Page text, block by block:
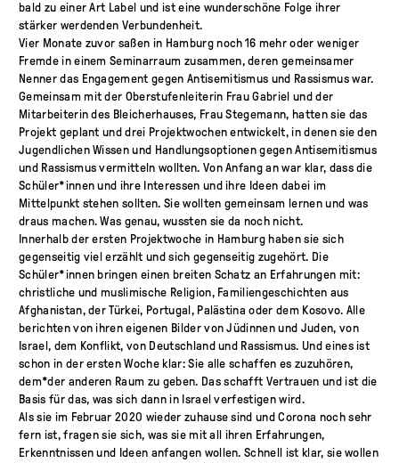
bald zu einer Art Label und ist eine wunderschöne Folge ihrer
stärker werdenden Verbundenheit.
Vier Monate zuvor saßen in Hamburg noch 16 mehr oder weniger
Fremde in einem Seminarraum zusammen, deren gemeinsamer
Nenner das Engagement gegen Antisemitismus und Rassismus war.
Gemeinsam mit der Oberstufenleiterin Frau Gabriel und der
Mitarbeiterin des Bleicherhauses, Frau Stegemann, hatten sie das
Projekt geplant und drei Projektwochen entwickelt, in denen sie den
Jugendlichen Wissen und Handlungsoptionen gegen Antisemitismus
und Rassismus vermitteln wollten. Von Anfang an war klar, dass die
Schüler*innen und ihre Interessen und ihre Ideen dabei im
Mittelpunkt stehen sollten. Sie wollten gemeinsam lernen und was
draus machen. Was genau, wussten sie da noch nicht.
Innerhalb der ersten Projektwoche in Hamburg haben sie sich
gegenseitig viel erzählt und sich gegenseitig zugehört. Die
Schüler*innen bringen einen breiten Schatz an Erfahrungen mit:
christliche und muslimische Religion, Familiengeschichten aus
Afghanistan, der Türkei, Portugal, Palästina oder dem Kosovo. Alle
berichten von ihren eigenen Bilder von Jüdinnen und Juden, von
Israel, dem Konflikt, von Deutschland und Rassismus. Und eines ist
schon in der ersten Woche klar: Sie alle schaffen es zuzuhören,
dem*der anderen Raum zu geben. Das schafft Vertrauen und ist die
Basis für das, was sich dann in Israel verfestigen wird.
Als sie im Februar 2020 wieder zuhause sind und Corona noch sehr
fern ist, fragen sie sich, was sie mit all ihren Erfahrungen,
Erkenntnissen und Ideen anfangen wollen. Schnell ist klar, sie wollen